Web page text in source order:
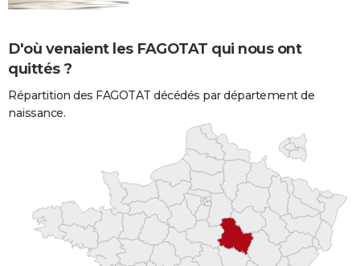
D'où venaient les FAGOTAT qui nous ont
quittés ?
Répartition des FAGOTAT décédés par département de
naissance.